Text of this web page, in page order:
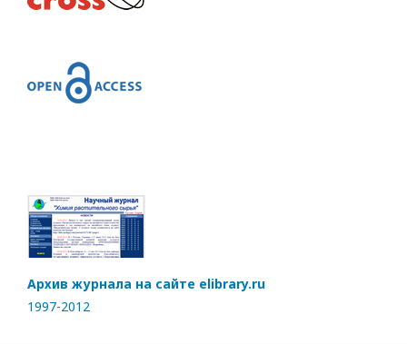
Архив журнала на сайте elibrary.ru
1997-2012